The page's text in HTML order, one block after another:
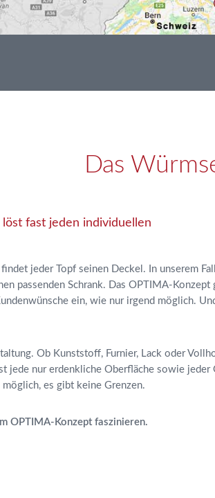
Das
fast jeden individuellen
jeder Topf seinen Deckel. In unserem
passenden Schrank. Das OPTIMA-Konzept
ein, wie nur irgend möglich.
Ob Kunststoff, Furnier, Lack oder
jede nur erdenkliche Oberfläche sowie jeder
es gibt keine Grenzen.
OPTIMA-Konzept faszinieren.